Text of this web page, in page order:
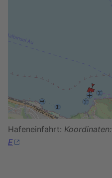
Hafeneinfahrt: Koordinaten:
E